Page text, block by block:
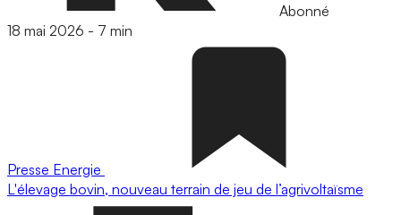
Abonné
18 mai 2026 - 7 min
Presse Energie
L'élevage bovin, nouveau terrain de jeu de l’agrivoltaïsme